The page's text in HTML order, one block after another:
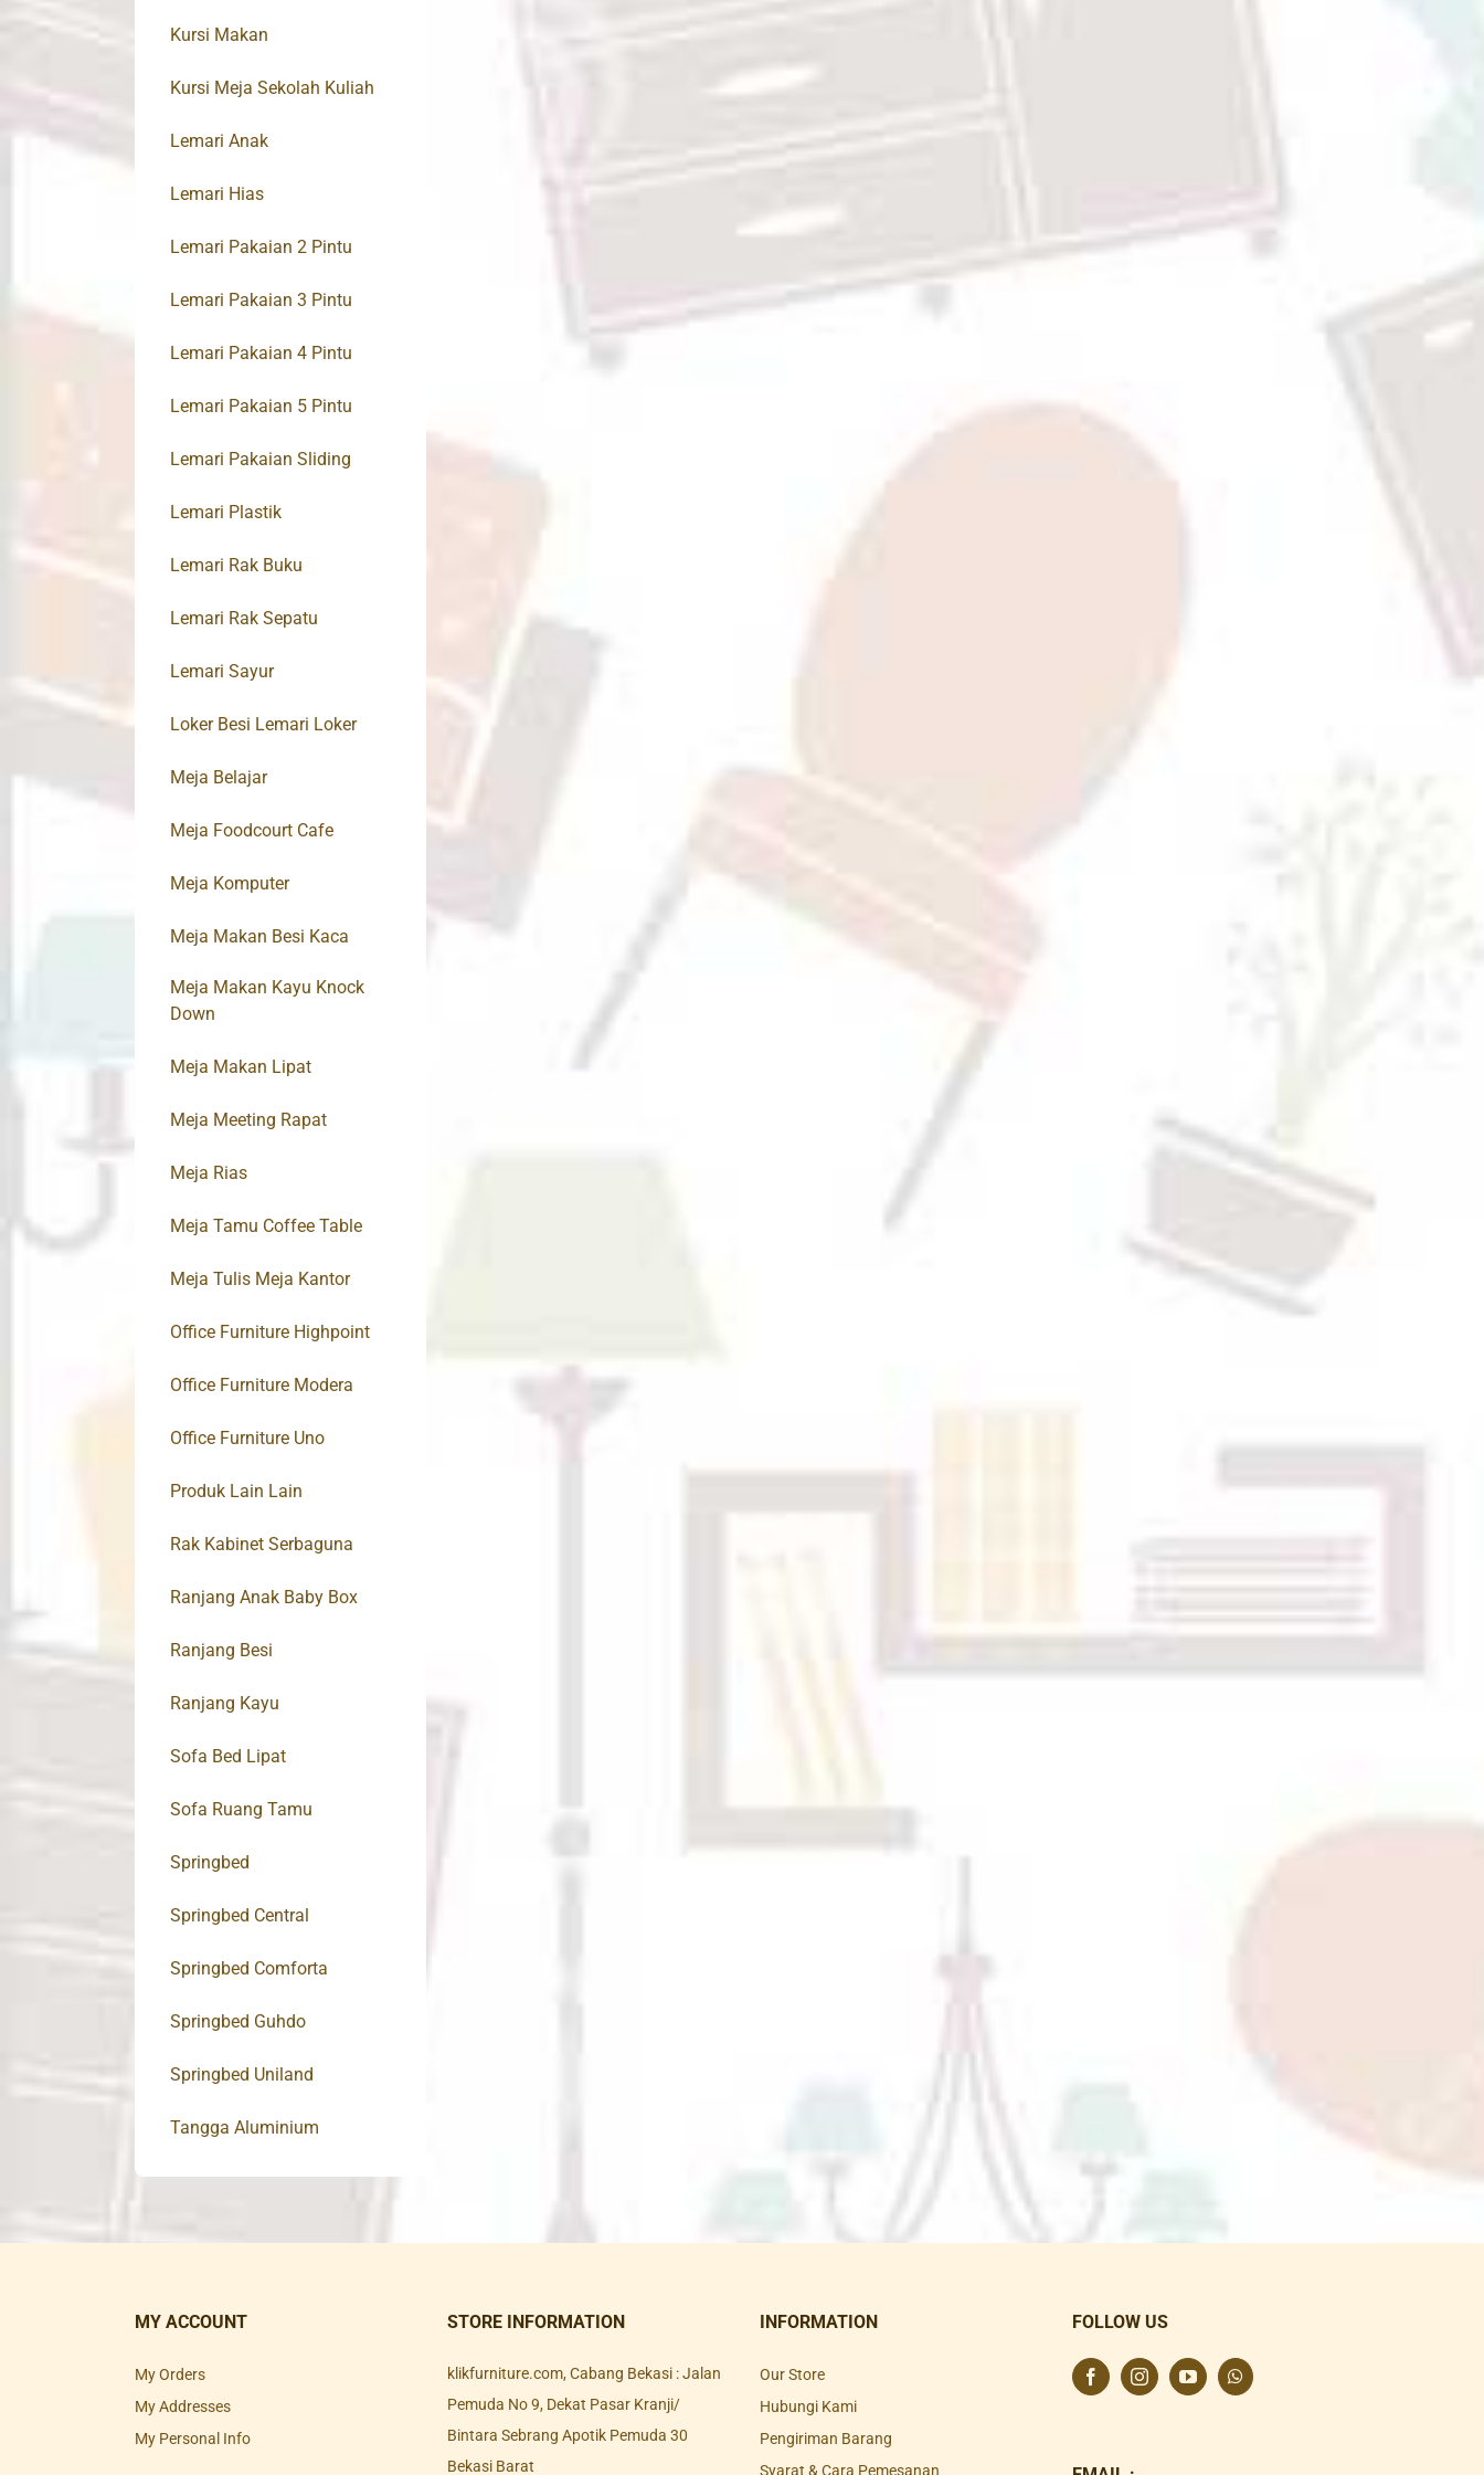
Kursi Makan
Kursi Meja Sekolah Kuliah
Lemari Anak
Lemari Hias
Lemari Pakaian 2 Pintu
Lemari Pakaian 3 Pintu
Lemari Pakaian 4 Pintu
Lemari Pakaian 5 Pintu
Lemari Pakaian Sliding
Lemari Plastik
Lemari Rak Buku
Lemari Rak Sepatu
Lemari Sayur
Loker Besi Lemari Loker
Meja Belajar
Meja Foodcourt Cafe
Meja Komputer
Meja Makan Besi Kaca
Meja Makan Kayu Knock
Down
Meja Makan Lipat
Meja Meeting Rapat
Meja Rias
Meja Tamu Coffee Table
Meja Tulis Meja Kantor
Office Furniture Highpoint
Office Furniture Modera
Office Furniture Uno
Produk Lain Lain
Rak Kabinet Serbaguna
Ranjang Anak Baby Box
Ranjang Besi
Ranjang Kayu
Sofa Bed Lipat
Sofa Ruang Tamu
Springbed
Springbed Central
Springbed Comforta
Springbed Guhdo
Springbed Uniland
Tangga Aluminium
MY ACCOUNT
My Orders
My Addresses
My Personal Info
STORE INFORMATION
klikfurniture.com, Cabang Bekasi : Jalan
Pemuda No 9, Dekat Pasar Kranji/
Bintara Sebrang Apotik Pemuda 30
Bekasi Barat
INFORMATION
Our Store
Hubungi Kami
Pengiriman Barang
Syarat & Cara Pemesanan
FOLLOW US